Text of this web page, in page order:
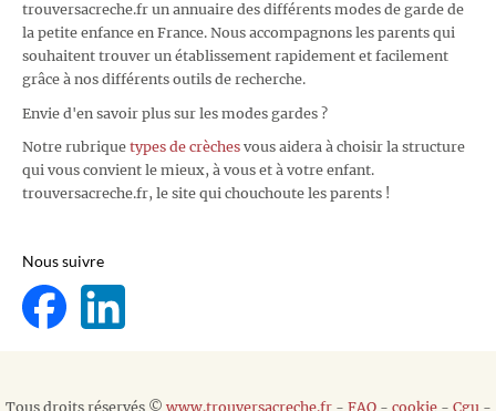
trouversacreche.fr un annuaire des différents modes de garde de
la petite enfance en France. Nous accompagnons les parents qui
souhaitent trouver un établissement rapidement et facilement
grâce à nos différents outils de recherche.
Envie d'en savoir plus sur les modes gardes ?
Notre rubrique types de crèches vous aidera à choisir la structure
qui vous convient le mieux, à vous et à votre enfant.
trouversacreche.fr, le site qui chouchoute les parents !
Nous suivre
Tous droits réservés © www.trouversacreche.fr- FAQ- cookie- Cgu -